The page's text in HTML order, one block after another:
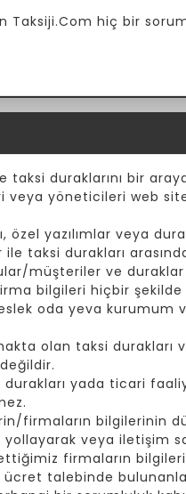
Taksiji.Com hiç bir
taksi duraklarını bir
veya yöneticileri web
özel yazılımlar veya
taksi durakları
müşteriler ve duraklar
bilgileri hiçbir
oda yeva
olan taksi
yada ticari
firmaların bilgilerinin
veya iletişim
firmaların
ücret talebinde